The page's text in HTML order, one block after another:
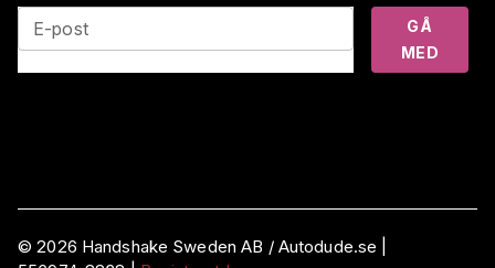
E-post
GÅ
MED
©2026 Handshake Sweden AB / Autodude.se |